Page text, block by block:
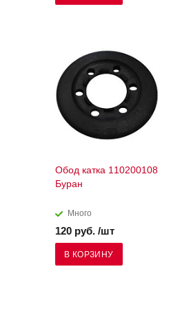
Обод катка 110200108
Буран
Много
120 руб. /шт
В КОРЗИНУ